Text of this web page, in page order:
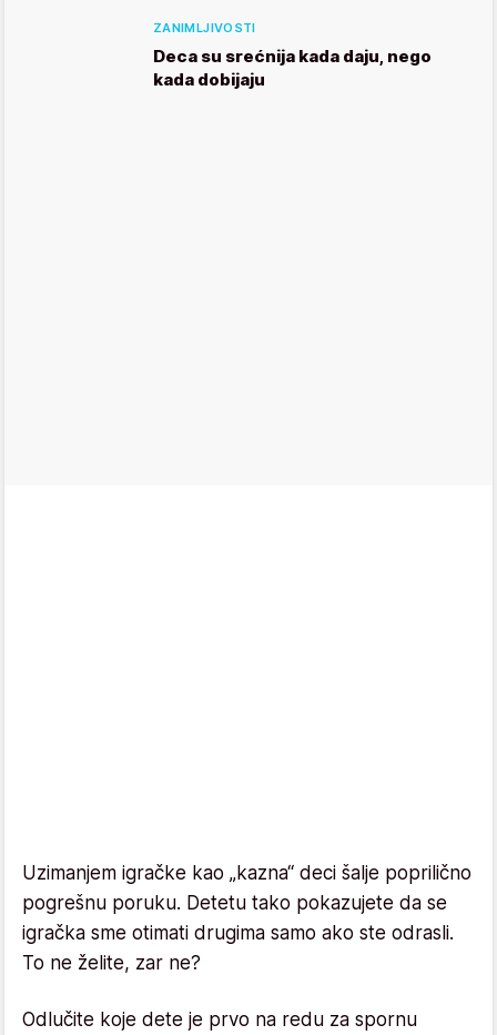
ZANIMLJIVOSTI
Deca su srećnija kada daju, nego
kada dobijaju
Uzimanjem igračke kao „kazna“ deci šalje poprilično
pogrešnu poruku. Detetu tako pokazujete da se
igračka sme otimati drugima samo ako ste odrasli.
To ne želite, zar ne?
Odlučite koje dete je prvo na redu za spornu